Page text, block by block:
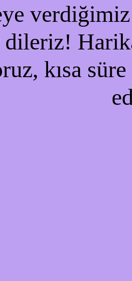
verdiğimiz
dileriz!
kısa